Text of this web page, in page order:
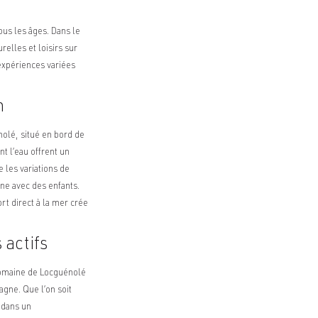
les âges. Dans le
et loisirs sur
variées
situé en bord de
l’eau offrent un
les variations de
avec des enfants.
direct à la mer crée
actifs
de Locguénolé
Que l’on soit
un